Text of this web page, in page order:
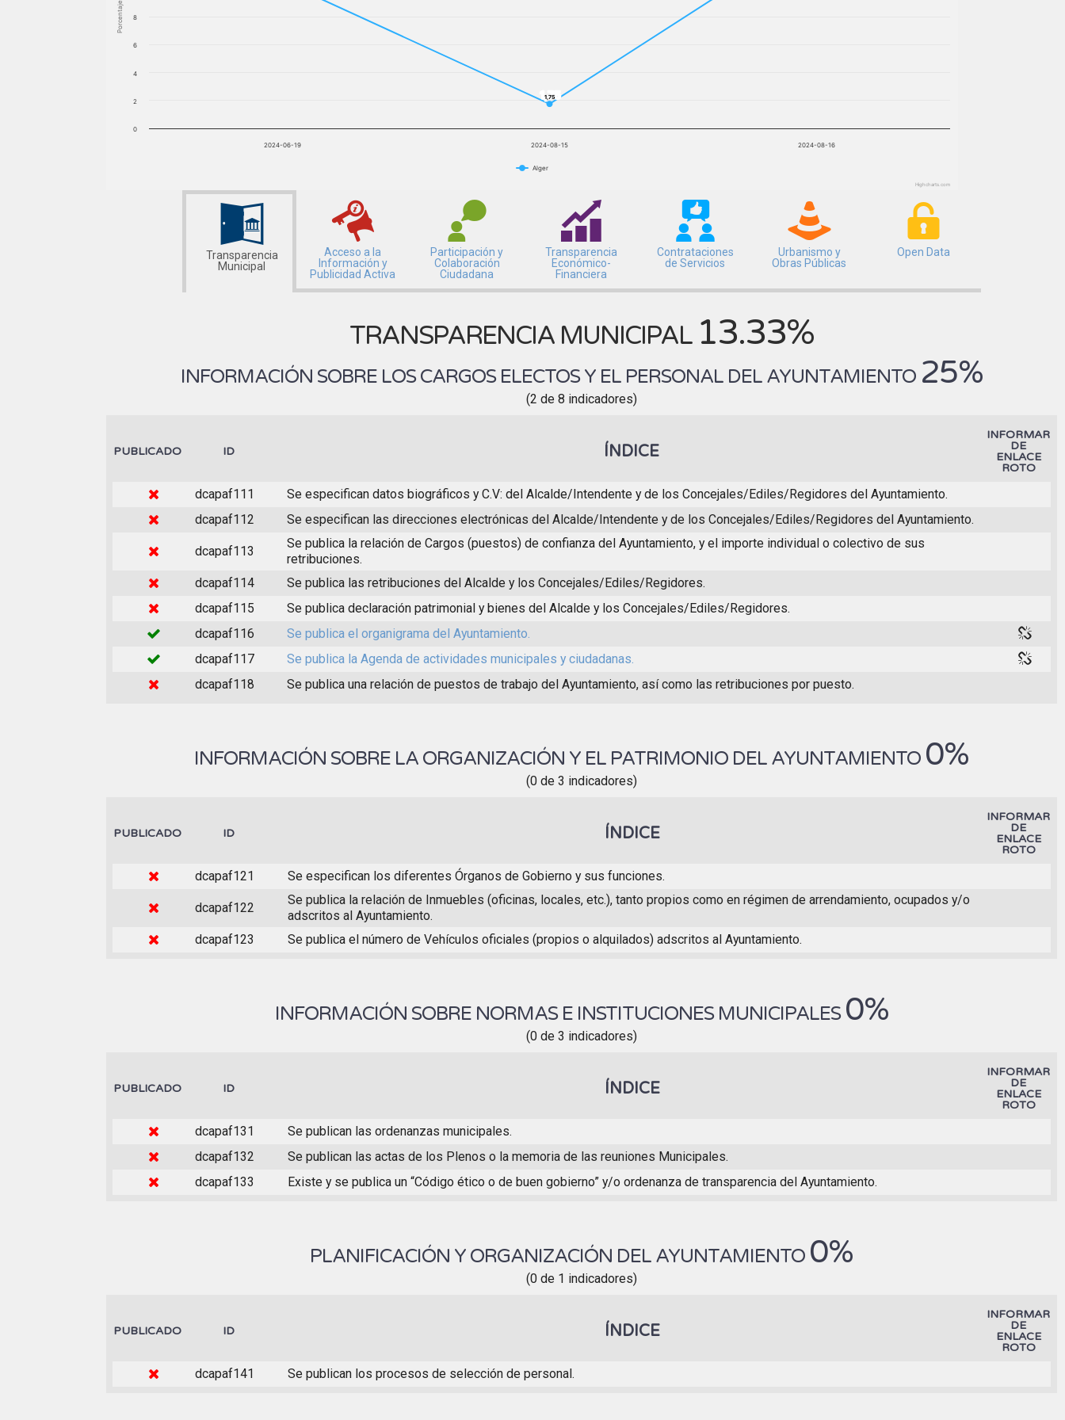
Porcentaje
1,75
1,75
Alger
2024-06-19 2024-08-15 2024-08-16
0
2
4
6
8
Highcharts.com
Transparencia
Municipal
Acceso a la
Información y
Publicidad Activa
Participación y
Colaboración
Ciudadana
Transparencia
Económico-
Financiera
Contrataciones
de Servicios
Urbanismo y
Obras Públicas
Open Data
TRANSPARENCIA MUNICIPAL 13.33%
INFORMACIÓN SOBRE LOS CARGOS ELECTOS Y EL PERSONAL DEL AYUNTAMIENTO 25%
(2 de 8 indicadores)
PUBLICADO ID ÍNDICE
INFORMAR
DE
ENLACE
ROTO
dcapaf111
Se especifican datos biográficos y C.V: del Alcalde/Intendente y de los Concejales/Ediles/Regidores del Ayuntamiento.
dcapaf112
Se especifican las direcciones electrónicas del Alcalde/Intendente y de los Concejales/Ediles/Regidores del Ayuntamiento.
dcapaf113
Se publica la relación de Cargos (puestos) de confianza del Ayuntamiento, y el importe individual o colectivo de sus
retribuciones.
dcapaf114
Se publica las retribuciones del Alcalde y los Concejales/Ediles/Regidores.
dcapaf115
Se publica declaración patrimonial y bienes del Alcalde y los Concejales/Ediles/Regidores.
dcapaf116
Se publica el organigrama del Ayuntamiento.
dcapaf117
Se publica la Agenda de actividades municipales y ciudadanas.
dcapaf118
Se publica una relación de puestos de trabajo del Ayuntamiento, así como las retribuciones por puesto.
INFORMACIÓN SOBRE LA ORGANIZACIÓN Y EL PATRIMONIO DEL AYUNTAMIENTO 0%
(0 de 3 indicadores)
PUBLICADO ID ÍNDICE
INFORMAR
DE
ENLACE
ROTO
dcapaf121 Se especifican los diferentes Órganos de Gobierno y sus funciones.
dcapaf122
Se publica la relación de Inmuebles (oficinas, locales, etc.), tanto propios como en régimen de arrendamiento, ocupados y/o
adscritos al Ayuntamiento.
dcapaf123
Se publica el número de Vehículos oficiales (propios o alquilados) adscritos al Ayuntamiento.
INFORMACIÓN SOBRE NORMAS E INSTITUCIONES MUNICIPALES 0%
(0 de 3 indicadores)
PUBLICADO ID ÍNDICE
INFORMAR
DE
ENLACE
ROTO
dcapaf131
Se publican las ordenanzas municipales.
dcapaf132
Se publican las actas de los Plenos o la memoria de las reuniones Municipales.
dcapaf133
Existe y se publica un “Código ético o de buen gobierno” y/o ordenanza de transparencia del Ayuntamiento.
PLANIFICACIÓN Y ORGANIZACIÓN DEL AYUNTAMIENTO 0%
(0 de 1 indicadores)
PUBLICADO ID ÍNDICE
INFORMAR
DE
ENLACE
ROTO
dcapaf141 Se publican los procesos de selección de personal.